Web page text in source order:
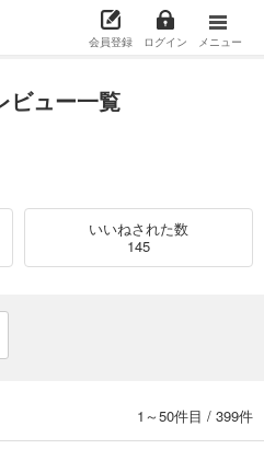
会員登録 ログイン メニュー
ビュー一覧
いいねされた数
145
1～50件目 / 399件